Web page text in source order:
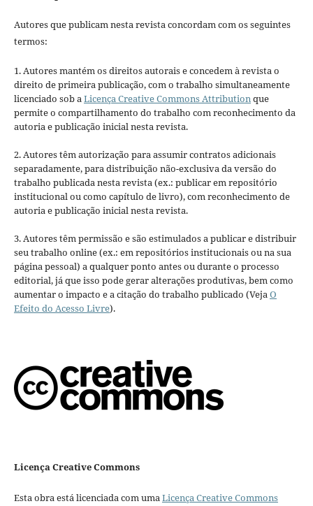
Autores que publicam nesta revista concordam com os seguintes
termos:
1. Autores mantém os direitos autorais e concedem à revista o
direito de primeira publicação, com o trabalho simultaneamente
licenciado sob aLicença Creative Commons Attributionque
permite o compartilhamento do trabalho com reconhecimento da
autoria e publicação inicial nesta revista.
2. Autores têm autorização para assumir contratos adicionais
separadamente, para distribuição não-exclusiva da versão do
trabalho publicada nesta revista (ex.: publicar em repositório
institucional ou como capítulo de livro), com reconhecimento de
autoria e publicação inicial nesta revista.
3. Autores têm permissão e são estimulados a publicar e distribuir
seu trabalho online (ex.: em repositórios institucionais ou na sua
página pessoal) a qualquer ponto antes ou durante o processo
editorial, já que isso pode gerar alterações produtivas, bem como
aumentar o impacto e a citação do trabalho publicado (VejaO
Efeito do Acesso Livre).
Licença Creative Commons
Esta obra está licenciada com umaLicença Creative Commons